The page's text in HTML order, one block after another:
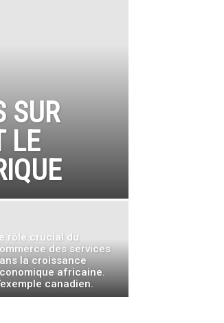
SUR
LE
rôle crucial du
des services
la croissance
africaine.
canadien.